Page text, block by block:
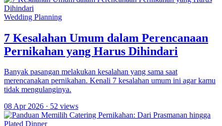
Wedding Planning
7 Kesalahan Umum dalam Perencanaan
Pernikahan yang Harus Dihindari
Banyak pasangan melakukan kesalahan yang sama saat
merencanakan pernikahan. Kenali 7 kesalahan umum ini agar kamu
tidak mengulanginya.
08 Apr 2026 · 52 views